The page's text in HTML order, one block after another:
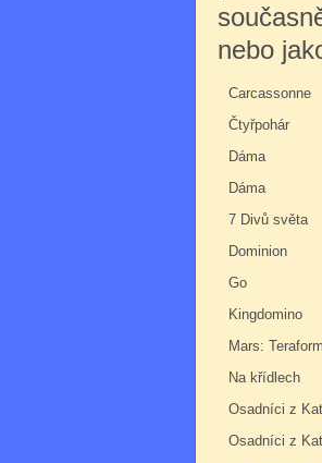
nebo
Carcassonne
Čtyřpohár
Dáma
Dáma
7 Divů světa
Dominion
Go
Kingdomino
Mars:
Na křídlech
Osadníci z
Osadníci z